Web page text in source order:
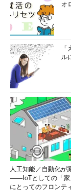
オ
ル
人工知能／自動化が
――IoTとしての「家
にとってのフロンテ